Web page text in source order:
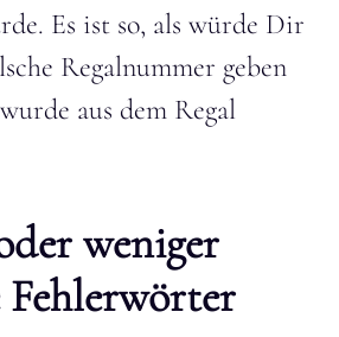
Es ist so, als würde Dir
Regalnummer geben
aus dem Regal
weniger